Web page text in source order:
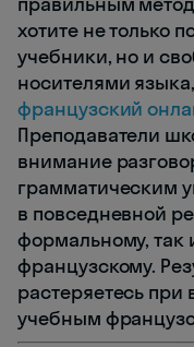
хотите не только
учебники, но и
носителями
французский
Преподаватели
внимание
грамматическим
в повседневной
формальному, так
французскому.
растеряетесь
учебным